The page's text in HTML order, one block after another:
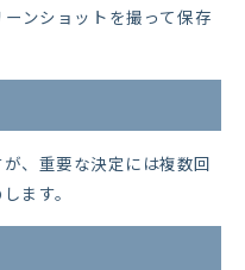
ンショットを撮って保存
、重要な決定には複数回
ます。